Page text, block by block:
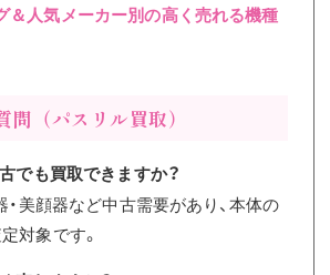
＆人気メーカー別の高く売れる機種
問（パスリル買取）
でも買取できますか？
・美顔器など中古需要があり、本体の
対象です。